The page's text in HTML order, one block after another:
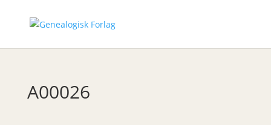
A00026